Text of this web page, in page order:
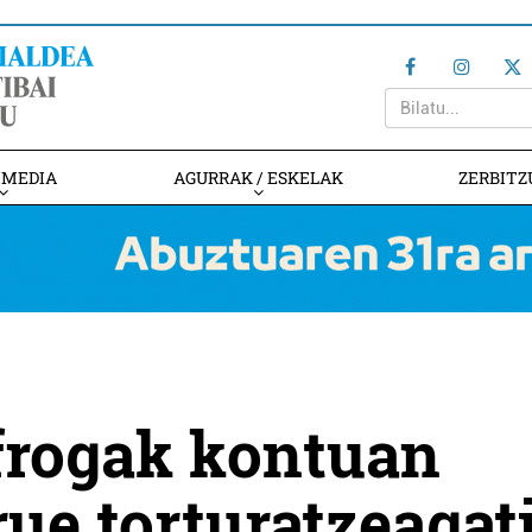
AGURRAK / ESKELAK
kontuan